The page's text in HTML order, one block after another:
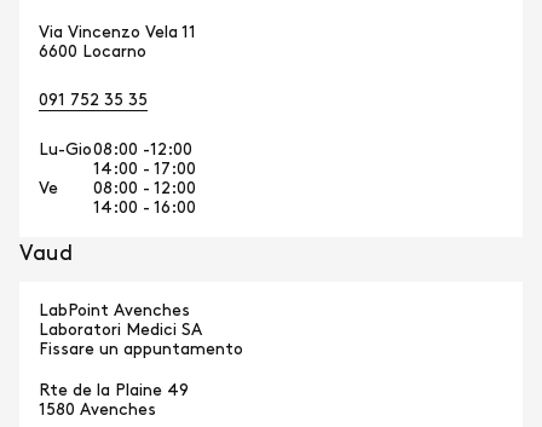
Via Vincenzo Vela 11
6600 Locarno
091 752 35 35
Lu-Gio08:00 -12:00
14:00 - 17:00
Ve
08:00 - 12:00
14:00 - 16:00
Vaud
LabPoint Avenches
Laboratori Medici SA
Fissare un appuntamento
Rte de la Plaine 49
1580 Avenches